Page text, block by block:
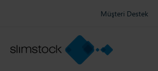
Müşteri Destek